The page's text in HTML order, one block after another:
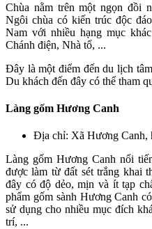
Chùa nằm trên một ngọn đồi
Ngôi chùa có kiến trúc độc
Nam với nhiều hạng mục
Chánh điện, Nhà tổ, ...
Đây là một điểm đến du lịch
Du khách đến đây có thể tham
Làng gốm Hương Canh
Địa chỉ: Xã Hương Canh,
Làng gốm Hương Canh nổi
được làm từ đất sét trắng khai
đây có độ dẻo, mịn và ít tạp
phẩm gốm sành Hương Canh
sử dụng cho nhiều mục đích
trí, ...